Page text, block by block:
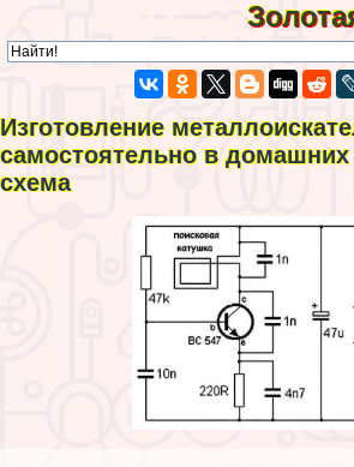
Изготовление
самостоятельно в домашних
схема